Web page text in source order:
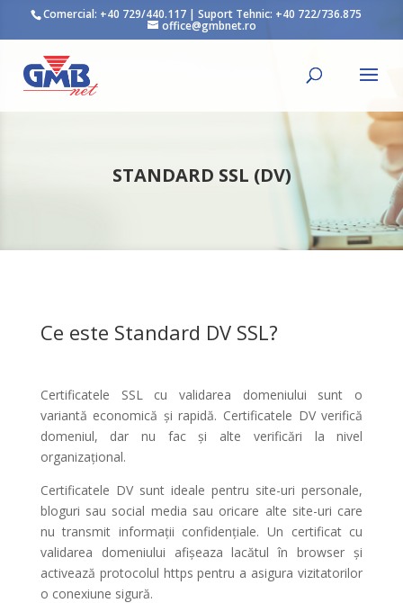
Comercial: +40 729/440.117| Suport Tehnic: +40 722/736.875
office@gmbnet.ro
STANDARD SSL (DV)
Ce este Standard DV SSL?
Certificatele SSL cu validarea domeniului sunt o
variantă economică și rapidă. Certificatele DV verifică
domeniul, dar nu fac și alte verificări la nivel
organizațional.
Certificatele DV sunt ideale pentru site-uri personale,
bloguri sau social media sau oricare alte site-uri care
nu transmit informații confidențiale. Un certificat cu
validarea domeniului afișeaza lacătul în browser și
activează protocolul https pentru a asigura vizitatorilor
o conexiune sigură.